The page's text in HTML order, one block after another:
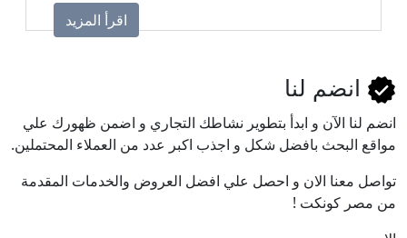
اقرأ المزيد
انضم لنا
انضم لنا اﻵن و ابدأ بتطوير نشاطك التجاري و اضمن ظهورك علي
مواقع البحث بافضل شكل و اجذب اكبر عدد من العملاء المحتملين.
تواصل معنا الان و احصل علي افضل العروض والخدمات المقدمة
من مصر كونكت !